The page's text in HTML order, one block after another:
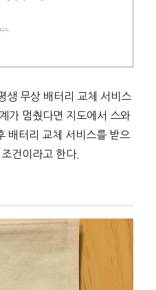
생 무상 배터리 교체 서비스
가 멈췄다면 지도에서 스와
배터리 교체 서비스를 받으
건이라고 한다.